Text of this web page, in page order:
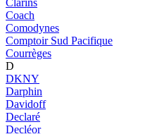
Clarins
Coach
Comodynes
Comptoir Sud Pacifique
Courrèges
D
DKNY
Darphin
Davidoff
Declaré
Decléor